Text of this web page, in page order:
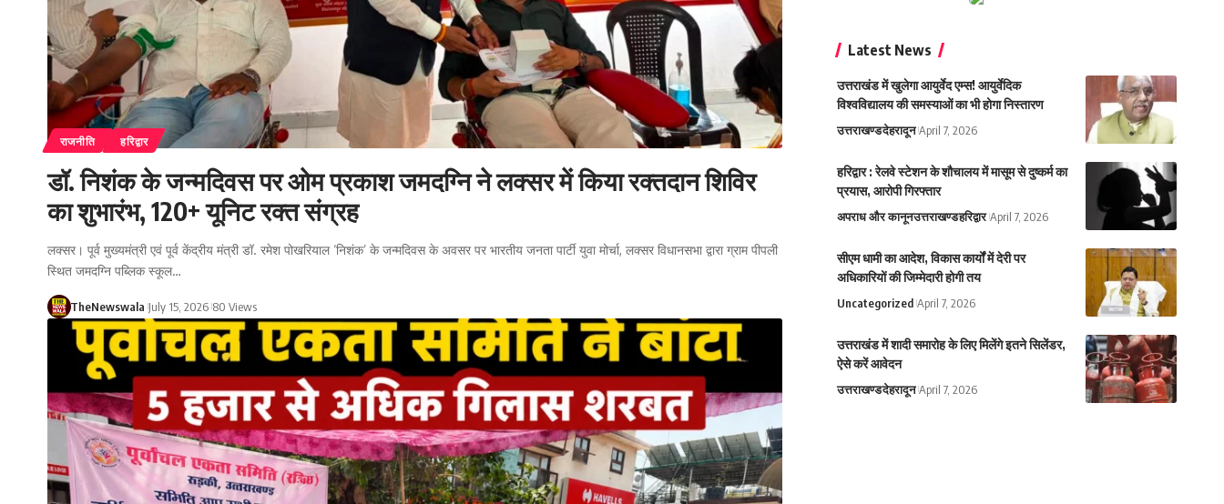
राजनीति हरिद्वार
डॉ. निशंक के जन्मदिवस पर ओम प्रकाश जमदग्नि ने लक्सर में किया रक्तदान शिविर
का शुभारंभ, 120+ यूनिट रक्त संग्रह
लक्सर। पूर्व मुख्यमंत्री एवं पूर्व केंद्रीय मंत्री डॉ. रमेश पोखरियाल ‘निशंक’ के जन्मदिवस के अवसर पर भारतीय जनता पार्टी युवा मोर्चा, लक्सर विधानसभा द्वारा ग्राम पीपली
स्थित जमदग्नि पब्लिक स्कूल…
TheNewswala July 15, 2026 80 Views
Latest News
उत्तराखंड में खुलेगा आयुर्वेद एम्स! आयुर्वेदिक
विश्वविद्यालय की समस्याओं का भी होगा निस्तारण
उत्तराखण्डदेहरादून April 7, 2026
हरिद्वार : रेलवे स्टेशन के शौचालय में मासूम से दुष्कर्म का
प्रयास, आरोपी गिरफ्तार
अपराध और कानूनउत्तराखण्डहरिद्वार April 7, 2026
सीएम धामी का आदेश, विकास कार्यों में देरी पर
अधिकारियों की जिम्मेदारी होगी तय
Uncategorized April 7, 2026
उत्तराखंड में शादी समारोह के लिए मिलेंगे इतने सिलेंडर,
ऐसे करें आवेदन
उत्तराखण्डदेहरादून April 7, 2026